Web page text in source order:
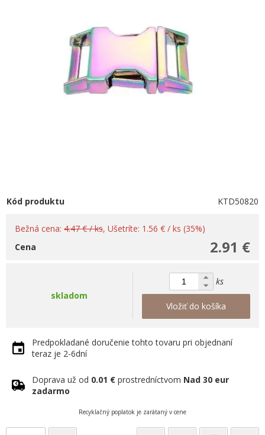
Kód produktu KTD50820
Bežná cena: 4.47 € / ks, Ušetríte: 1.56 € / ks (35%)
2.91 €
Cena
skladom
ks
Vložiť do košíka
Predpokladané doručenie tohto tovaru pri objednaní
teraz je 2-6dní
Doprava už od 0.01 € prostredníctvom Nad 30 eur
zadarmo
Recyklačný poplatok je zarátaný v cene